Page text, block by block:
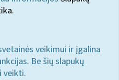
veikimui ir įgalina
Be šių slapukų
veikti.